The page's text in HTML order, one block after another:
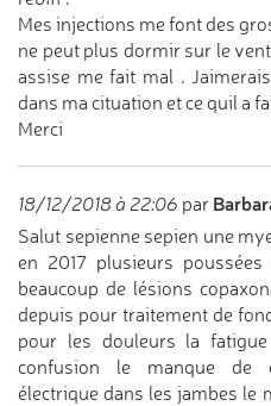
Mes injections me font des
ne peut plus dormir sur le
assise me fait mal .
dans ma cituation et ce quil a
Merci
18/12/2018 à 22:06 par
Salut sepienne sepien une
en 2017 plusieurs
beaucoup de lésions
depuis pour traitement de
pour les douleurs la
confusion le manque de
électrique dans les jambes le